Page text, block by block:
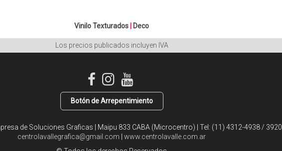
Vinilo Texturados Deco
Los precios publicados incluyen IVA
Botón de Arrepentimiento
de Soluciones Graficas | Maipu 833 CABA (Microcentro) | Tel: (11) 4312-4938 / 3920
centrolavallegrafica@gmail.com
www.centrolavalle.com.ar